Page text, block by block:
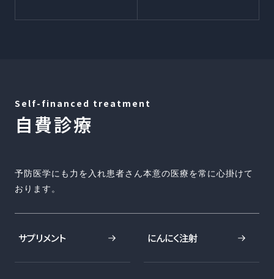
Self-financed treatment
自費診療
予防医学にも力を入れ患者さん本意の医療を常に心掛けて
おります。
サプリメント にんにく注射